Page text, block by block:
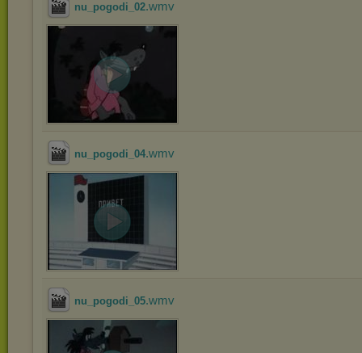
nu_pogodi_02.wmv
nu_pogodi_04.wmv
nu_pogodi_05.wmv